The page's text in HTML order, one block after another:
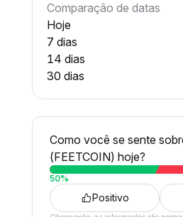
Comparação de datas
Hoje
7 dias
14 dias
30 dias
Como você se sente
(FEETCOIN) hoje?
50%
Positivo